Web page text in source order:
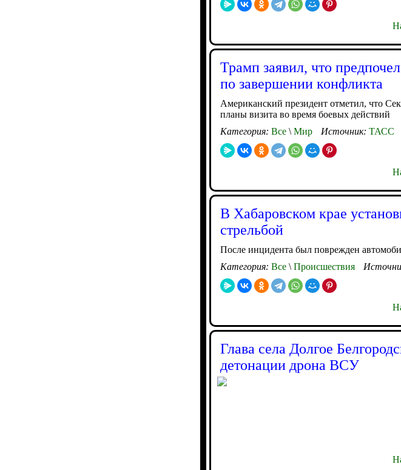
Трамп заявил, что
по завершении конфликта
Американский президент отметил, что
планы визита во время боевых действий
Категория: Все \ Мир Источник: ТАСС
В Хабаровском крае
стрельбой
После инцидента был поврежден
Категория: Все \ Происшествия
Глава села Долгое
детонации дрона ВСУ